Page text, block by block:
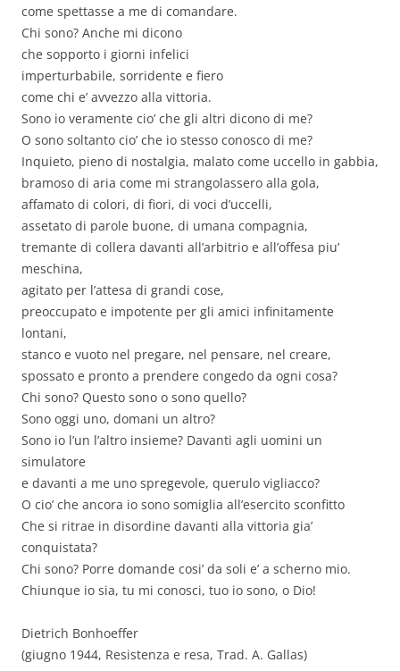
come spettasse a me di comandare.
Chi sono? Anche mi dicono
che sopporto i giorni infelici
imperturbabile, sorridente e fiero
come chi e’ avvezzo alla vittoria.
Sono io veramente cio’ che gli altri dicono di me?
O sono soltanto cio’ che io stesso conosco di me?
Inquieto, pieno di nostalgia, malato come uccello in gabbia,
bramoso di aria come mi strangolassero alla gola,
affamato di colori, di fiori, di voci d’uccelli,
assetato di parole buone, di umana compagnia,
tremante di collera davanti all’arbitrio e all’offesa piu’
meschina,
agitato per l’attesa di grandi cose,
preoccupato e impotente per gli amici infinitamente
lontani,
stanco e vuoto nel pregare, nel pensare, nel creare,
spossato e pronto a prendere congedo da ogni cosa?
Chi sono? Questo sono o sono quello?
Sono oggi uno, domani un altro?
Sono io l’un l’altro insieme? Davanti agli uomini un
simulatore
e davanti a me uno spregevole, querulo vigliacco?
O cio’ che ancora io sono somiglia all’esercito sconfitto
Che si ritrae in disordine davanti alla vittoria gia’
conquistata?
Chi sono? Porre domande cosi’ da soli e’ a scherno mio.
Chiunque io sia, tu mi conosci, tuo io sono, o Dio!
Dietrich Bonhoeffer
(giugno 1944, Resistenza e resa, Trad. A. Gallas)